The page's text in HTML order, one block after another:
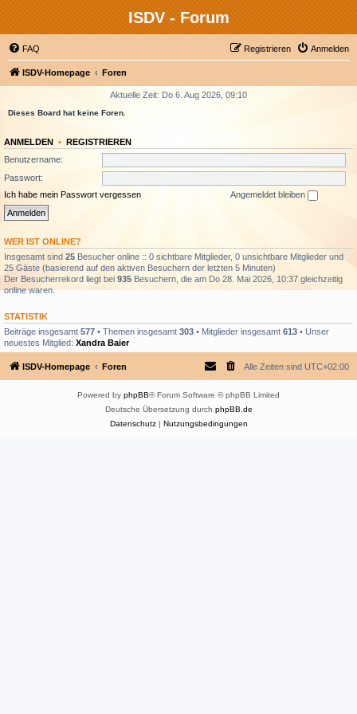
ISDV - Forum
FAQ Anmelden
Registrieren
ISDV-Homepage Foren
Aktuelle Zeit: Do 6. Aug 2026, 09:10
Dieses Board hat keine Foren.
ANMELDEN • REGISTRIEREN
Benutzername:
Passwort:
Ich habe mein Passwort vergessen
Angemeldet bleiben
WER IST ONLINE?
Insgesamt sind 25 Besucher online :: 0 sichtbare Mitglieder, 0 unsichtbare Mitglieder und
25 Gäste (basierend auf den aktiven Besuchern der letzten 5 Minuten)
Der Besucherrekord liegt bei 935 Besuchern, die am Do 28. Mai 2026, 10:37 gleichzeitig
online waren.
STATISTIK
Beiträge insgesamt 577 • Themen insgesamt 303 • Mitglieder insgesamt 613 • Unser
neuestes Mitglied: Xandra Baier
ISDV-Homepage Foren Alle Zeiten sind UTC+02:00
Powered by phpBB® Forum Software © phpBB Limited
Deutsche Übersetzung durch phpBB.de
Datenschutz| Nutzungsbedingungen